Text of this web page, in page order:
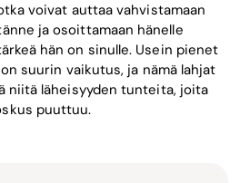
voivat auttaa vahvistamaan
ja osoittamaan hänelle
hän on sinulle. Usein pienet
suurin vaikutus, ja nämä lahjat
niitä läheisyyden tunteita, joita
puuttuu.